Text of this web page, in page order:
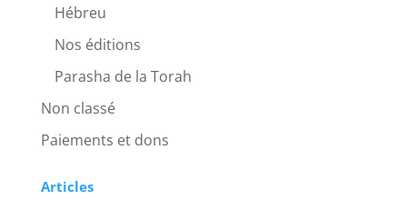
Hébreu
Nos éditions
Parasha de la Torah
Non classé
Paiements et dons
Articles